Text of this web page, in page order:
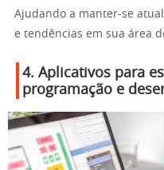
Ajudando a manter-se
e tendências em sua área
4. Aplicativos para
programação e